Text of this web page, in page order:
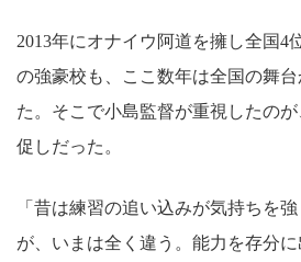
2013年にオナイウ阿道を擁し全国4
の強豪校も、ここ数年は全国の舞
た。そこで小島監督が重視したの
促しだった。
「昔は練習の追い込みが気持ちを
が、いまは全く違う。能力を存分